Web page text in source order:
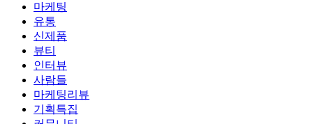
마케팅
유통
신제품
뷰티
인터뷰
사람들
마케팅리뷰
기획특집